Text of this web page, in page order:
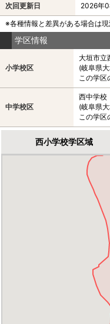
次回更新日
2026年
※各種情報と差異がある場合は
学区情報
小学校区
大垣市立
(岐阜県
この学区
中学校区
西中学校
(岐阜県
この学区
西小学校学区域